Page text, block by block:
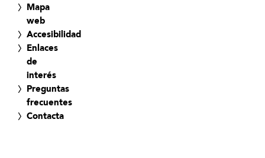
Mapa
web
Accesibilidad
Enlaces
de
interés
Preguntas
frecuentes
Contacta